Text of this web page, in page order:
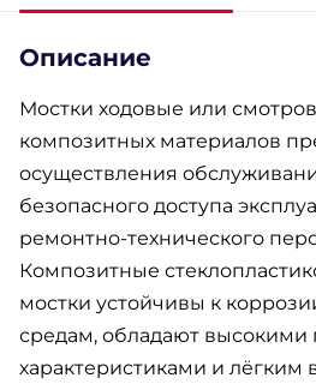
Описание
Мостки ходовые или
композитных материалов
осуществления
безопасного доступа
ремонтно-технического
Композитные
мостки устойчивы к
средам, обладают
характеристиками и лёгким